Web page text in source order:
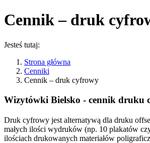
Cennik – druk
Jesteś tutaj:
Strona główna
Cenniki
Cennik – druk cyfrowy
Wizytówki Bielsko - cennik druku
Druk cyfrowy jest alternatywą dla druku
małych ilości wydruków (np. 10 plakatów
ilościach drukowanych materiałów